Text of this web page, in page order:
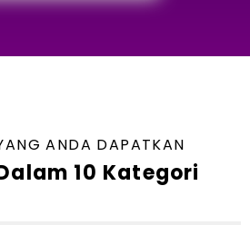
ANDA DAPATKAN
10 Kategori